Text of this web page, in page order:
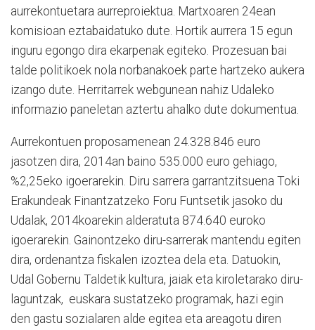
aurrekontuetara aurreproiektua. Martxoaren 24ean
komisioan eztabaidatuko dute. Hortik aurrera 15 egun
inguru egongo dira ekarpenak egiteko. Prozesuan bai
talde politikoek nola norbanakoek parte hartzeko aukera
izango dute. Herritarrek webgunean nahiz Udaleko
informazio paneletan aztertu ahalko dute dokumentua.
Aurrekontuen proposamenean 24.328.846 euro
jasotzen dira, 2014an baino 535.000 euro gehiago,
%2,25eko igoerarekin. Diru sarrera garrantzitsuena Toki
Erakundeak Finantzatzeko Foru Funtsetik jasoko du
Udalak, 2014koarekin alderatuta 874.640 euroko
igoerarekin. Gainontzeko diru-sarrerak mantendu egiten
dira, ordenantza fiskalen izoztea dela eta. Datuokin,
Udal Gobernu Taldetik kultura, jaiak eta kiroletarako diru-
laguntzak, euskara sustatzeko programak, hazi egin
den gastu sozialaren alde egitea eta areagotu diren